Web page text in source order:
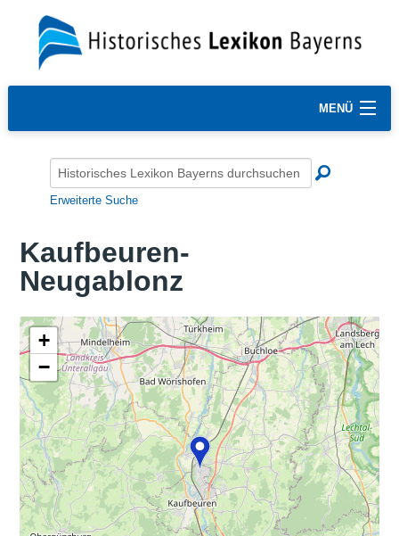
MENÜ
Erweiterte Suche
Kaufbeuren-
Neugablonz
+
−